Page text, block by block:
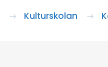
Kulturskolan